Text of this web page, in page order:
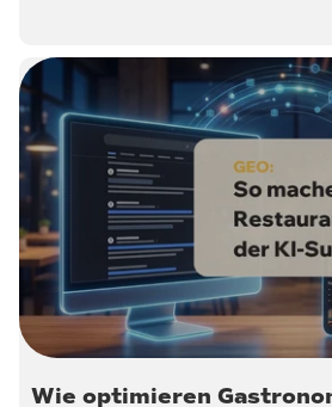
13. Mai 2026
Wie optimieren